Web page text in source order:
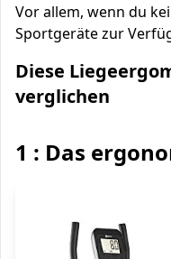
Vor allem, wenn du
Sportgeräte zur
Diese
verglichen
1 : Das